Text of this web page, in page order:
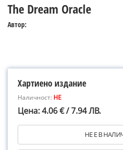
The Dream Oracle
Автор:
Хартиено издание
Наличност: НЕ
Цена: 4.06 € / 7.94 ЛВ.
НЕ Е В